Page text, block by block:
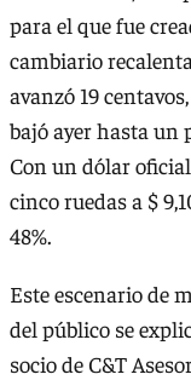
para el que fue
cambiario
avanzó 19
bajó ayer hasta un
Con un dólar
cinco ruedas a $
48%.
Este escenario de
del público se
socio de C&T